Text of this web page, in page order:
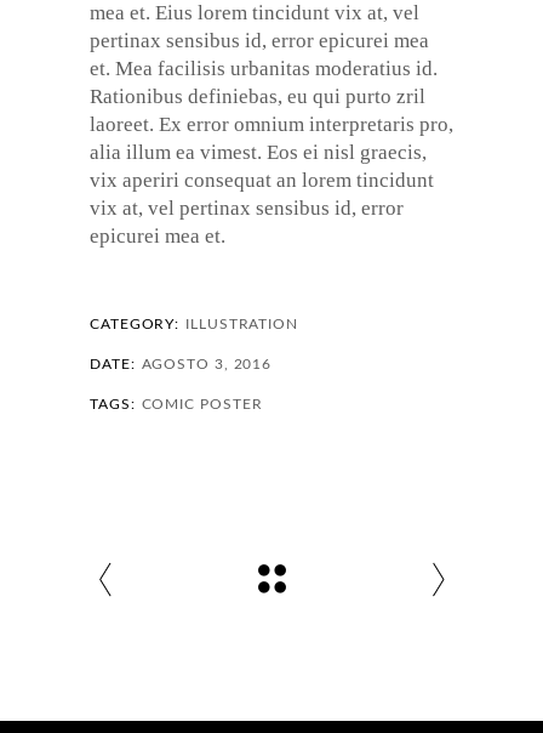
mea et. Eius lorem tincidunt vix at, vel
pertinax sensibus id, error epicurei mea
et. Mea facilisis urbanitas moderatius id.
Rationibus definiebas, eu qui purto zril
laoreet. Ex error omnium interpretaris pro,
alia illum ea vimest. Eos ei nisl graecis,
vix aperiri consequat an lorem tincidunt
vix at, vel pertinax sensibus id, error
epicurei mea et.
CATEGORY: ILLUSTRATION
DATE: AGOSTO 3, 2016
TAGS: COMIC POSTER